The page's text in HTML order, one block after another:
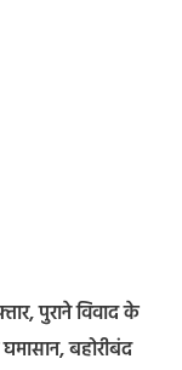
पुराने विवाद के
बहोरीबंद